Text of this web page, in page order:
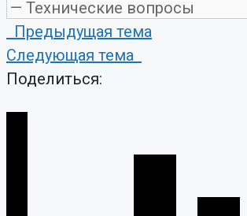
Предыдущая тема
Следующая тема
Поделиться: